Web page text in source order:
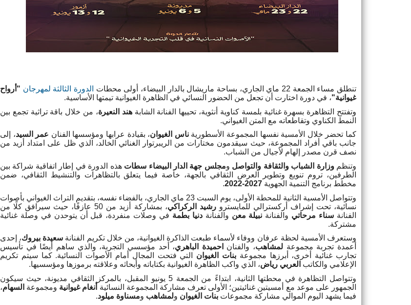
تنطلق مساء الجمعة 22 ماي الجاري، بساحة ماريشال بالدار البيضاء، أولى محطات الدورة الثالثة لمهرجان " أرواح
غيوانية"، في دورة اختارت أن تجعل من الحضور النسائي في الظاهرة الغيوانية تيمتها الأساسية.
وتفتتح التظاهرة بسهرة غنائية بلمسة كناوية أنثوية، تحييها الفنانة الشابةهند النعيرة، من خلال باقة تراثية تجمع بين
النمط الكناوي وتقاطعاته مع المتن الغيواني.
كما تحضر خلال الأمسية نفسها المجموعة الأسطوريةناس الغيوان، بقيادة عرابها ومؤسسها الفنان عمر السيد، إلى
جانب باقي أفراد المجموعة، حيث سيقدمون مختارات من الريبرتوار الغنائي الخالد، الذي ظل على امتداد أزيد من
نصف قرن مصدر إلهام لأجيال من الشباب.
وتنظموزارة الشباب والثقافة والتواصل ومجلس جهة الدار البيضاء سطات هذه الدورة في إطار اتفاقية شراكة بين
الطرفين، تروم تنويع وتطوير العرض الثقافي بالجهة، خاصة فيما يتعلق بالتظاهرات والتنشيط الثقافي، ضمن
مخطط برنامج التنمية الجهوية 2022-2027
.
وتتواصل الأمسية الثانية للمحطة الأولى، يوم السبت 23 ماي الجاري، بالفضاء نفسه، بتقديم التراث الغيواني بأصوات
نسائية، تحت إشراف أركسترالي للمايسترورشيد الركراكي
، بمشاركة أزيد من 50 عازفًا، حيث سيرافق كلًا من
الفنانة سناء مرحاتي والفنانة نبيلة معن والفنانةدنيا بطمة في وصلات منفردة، قبل أن يتوحدن في وصلة غنائية
مشتركة.
وستعرف الأمسية لحظة عرفان ووفاء لأسماء طبعت الذاكرة الغيوانية، من خلال تكريم الفنانة سعيدة بيروك، إحدى
أعمدة تجربة مجموعة لمشاهب، والفنان احميدة الباهري، أحد مؤسسي التجربة، والذي ساهم أيضًا في تأسيس
تجارب غنائية أخرى، أبرزها مجموعة بنات الغيوان التي فتحت المجال أمام الأصوات النسائية. كما سيتم تكريم
الإعلامي والكاتب العربي رياض، الذي واكب الظاهرة الغيوانية بكتاباته وأبحاثه وعلاقته برموزها ومؤسسيها.
وتتواصل التظاهرة في محطتها الثانية، ابتداءً من الجمعة 5 يونيو المقبل، بالمركز الثقافي مديونة، حيث سيكون
الجمهور على موعد مع أمسيتين غنائيتين؛ الأولى تعرف مشاركة المجموعة النسائية أنغام غيوانية ومجموعة السهام،
فيما يشهد اليوم الموالي مشاركة مجموعات بنات الغيوان ولمشاهب ومسناوة ميلود.